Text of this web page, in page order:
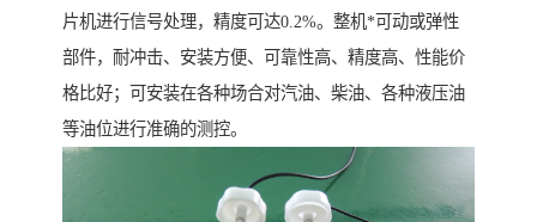
片机进行信号处理，精度可达0.2%。整机*可动或弹性
部件，耐冲击、安装方便、可靠性高、精度高、性能价
格比好；可安装在各种场合对汽油、柴油、各种液压油
等油位进行准确的测控。